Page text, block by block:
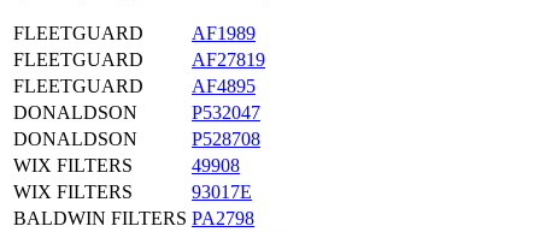
FLEETGUARD
AF1989
FLEETGUARD
AF27819
FLEETGUARD
AF4895
DONALDSON
P532047
DONALDSON
P528708
WIX FILTERS
49908
WIX FILTERS
93017E
BALDWIN FILTERS PA2798